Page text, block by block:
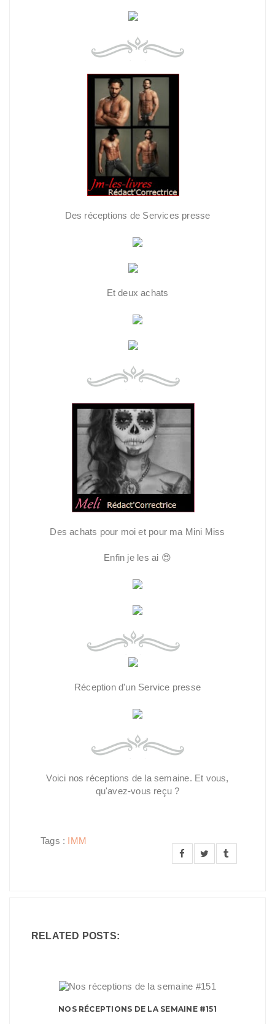
Des réceptions de Services presse
Et deux achats
Des achats pour moi et pour ma Mini Miss
Enfin je les ai 😍
Réception d'un Service presse
Voici nos réceptions de la semaine. Et vous,
qu'avez-vous reçu ?
Tags : IMM
RELATED POSTS:
NOS RÉCEPTIONS DE LA SEMAINE #151